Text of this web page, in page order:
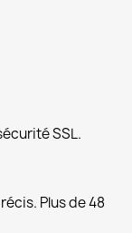
SSL.
Plus de 48